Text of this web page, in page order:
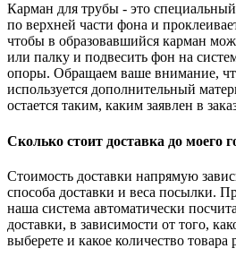
Карман для трубы - это специальный
по верхней части фона и
чтобы в образовавшийся карман
или палку и подвесить фон на
опоры. Обращаем ваше внимание,
используется дополнительный
остается таким, каким заявлен в
Сколько стоит доставка до моего
Стоимость доставки напрямую
способа доставки и веса посылки.
наша система автоматически
доставки, в зависимости от того,
выберете и какое количество